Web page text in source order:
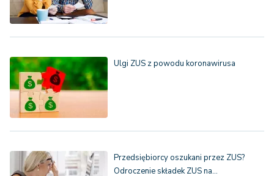
Ulgi ZUS z powodu koronawirusa
Przedsiębiorcy oszukani przez ZUS?
Odroczenie składek ZUS na…